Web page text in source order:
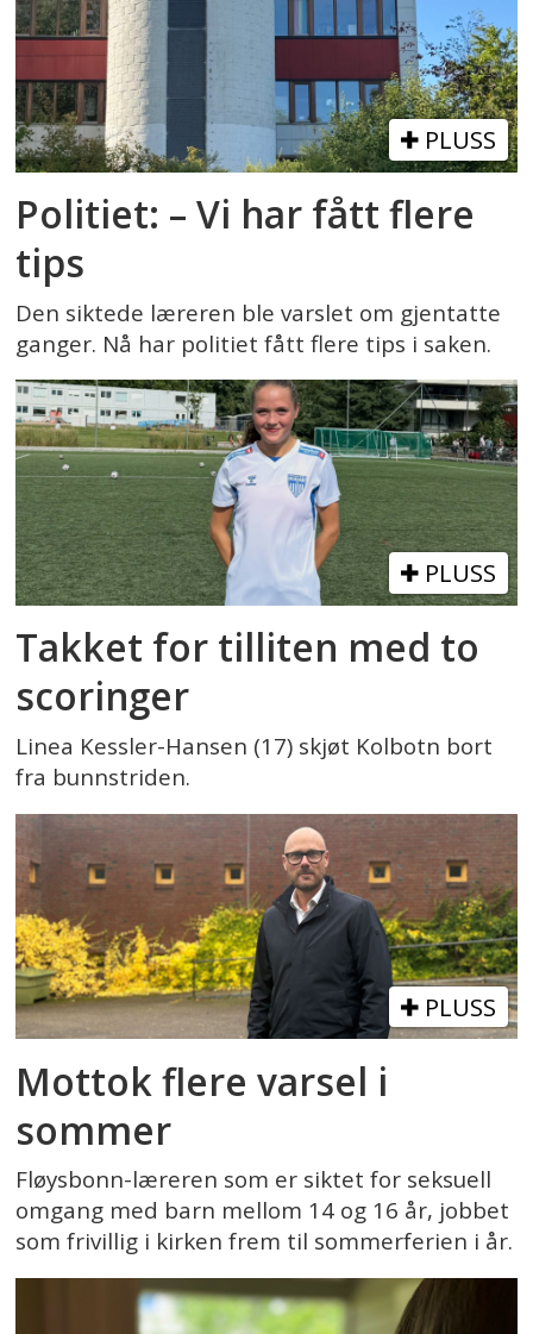
PLUSS
Politiet: – Vi har fått flere
tips
Den siktede læreren ble varslet om gjentatte
ganger. Nå har politiet fått flere tips i saken.
PLUSS
Takket for tilliten med to
scoringer
Linea Kessler-Hansen (17) skjøt Kolbotn bort
fra bunnstriden.
PLUSS
Mottok flere varsel i
sommer
Fløysbonn-læreren som er siktet for seksuell
omgang med barn mellom 14 og 16 år, jobbet
som frivillig i kirken frem til sommerferien i år.